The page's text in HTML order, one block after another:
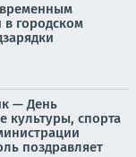
временным
в городском
— День
культуры, спорта
поздравляет